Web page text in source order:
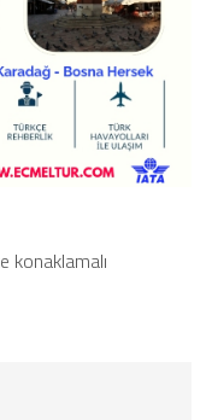
konaklamalı